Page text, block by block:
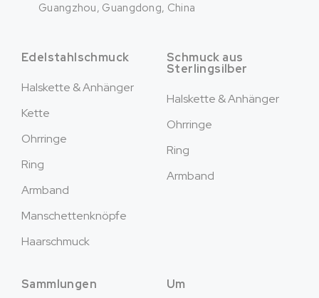
Guangzhou, Guangdong, China
Edelstahlschmuck
Halskette & Anhänger
Kette
Ohrringe
Ring
Armband
Manschettenknöpfe
Haarschmuck
Schmuck aus
Sterlingsilber
Halskette & Anhänger
Ohrringe
Ring
Armband
Sammlungen
Um